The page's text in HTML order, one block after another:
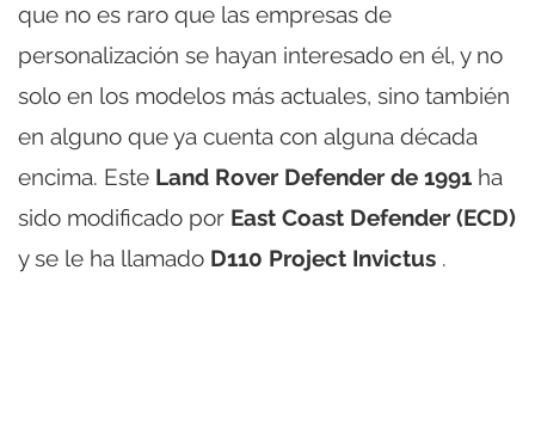
que no es raro que las empresas de
personalización se hayan interesado en él, y no
solo en los modelos más actuales, sino también
en alguno que ya cuenta con alguna década
encima. Este Land Rover Defender de 1991 ha
sido modificado por East Coast Defender (ECD)
y se le ha llamado D110 Project Invictus .